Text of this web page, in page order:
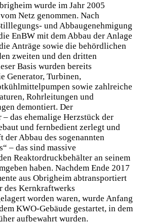
wurde im Jahr 2005
Netz genommen. Nach
und Abbaugenehmigung
EnBW mit dem Abbau der Anlage
Anträge sowie die behördlichen
zweiten und den dritten
Basis wurden bereits
Generator, Turbinen,
sowie zahlreiche
Rohrleitungen und
demontiert. Der
das ehemalige Herzstück der
und fernbedient zerlegt und
Abbau des sogenannten
– das sind massive
Reaktordruckbehälter an seinem
haben. Nachdem Ende 2017
aus Obrigheim abtransportiert
des Kernkraftwerks
worden waren, wurde Anfang
KWO-Gebäude gestartet, in dem
aufbewahrt wurden.